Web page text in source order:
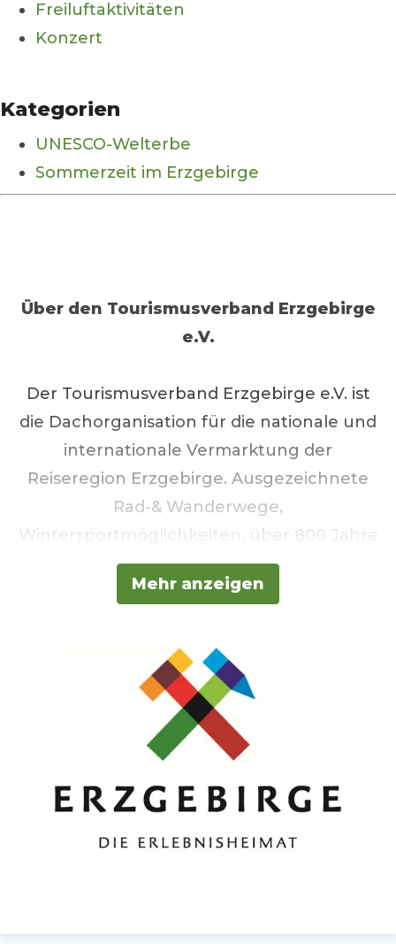
Freiluftaktivitäten
Konzert
Kategorien
UNESCO-Welterbe
Sommerzeit im Erzgebirge
Über den Tourismusverband Erzgebirge
e.V.
Der Tourismusverband Erzgebirge e.V. ist
die Dachorganisation für die nationale und
internationale Vermarktung der
Reiseregion Erzgebirge. Ausgezeichnete
Rad-& Wanderwege,
Wintersportmöglichkeiten, über 800 Jahre
Bergbautradition, weltbekannte
Weihnachtsbräuche & Handwerkskunst
in das Erzgebirge im Süden Sachsens
aufbricht, lernt eine zweite Heimat kennen
die Erlebnisheimat.
Modern und
traditionell, mit Geschichte und
Geschichten!
Mehr anzeigen